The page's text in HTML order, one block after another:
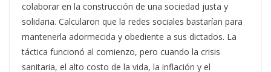
colaborar en la construcción de una sociedad justa y
solidaria. Calcularon que la redes sociales bastarían para
mantenerla adormecida y obediente a sus dictados. La
táctica funcionó al comienzo, pero cuando la crisis
sanitaria, el alto costo de la vida, la inflación y el